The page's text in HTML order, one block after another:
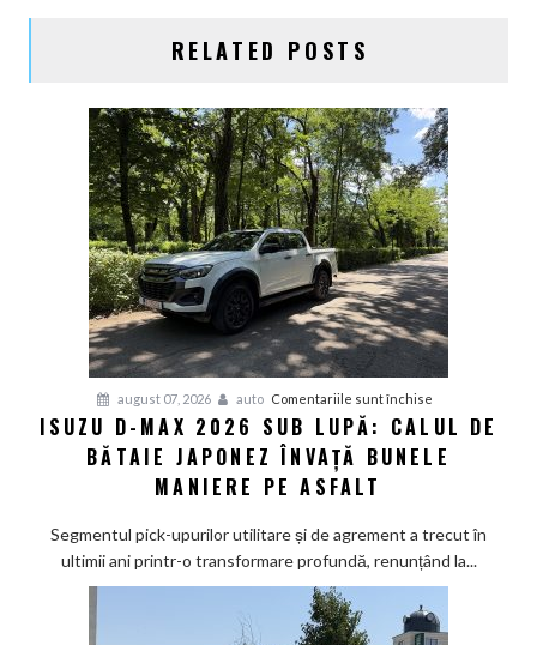
RELATED POSTS
august 07, 2026 auto Comentariile sunt închise
Isuzu
D-
sub
lupă:
de
bătaie
ISUZU D-MAX 2026 SUB LUPĂ: CALUL DE
BĂTAIE JAPONEZ ÎNVAȚĂ BUNELE
MANIERE PE ASFALT
Segmentul pick-upurilor utilitare și de agrement a trecut în
ultimii ani printr-o transformare profundă, renunțând la...